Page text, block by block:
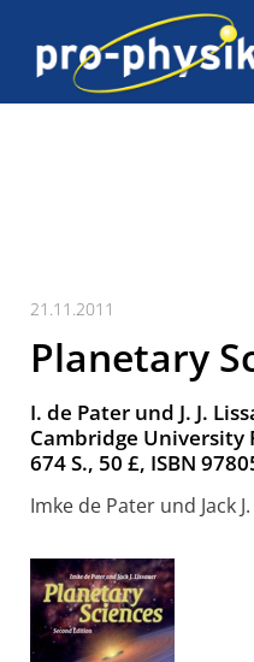
21.11.2011
Planetary
I. de Pater und J. J.
Cambridge University
674 S., 50 £, ISBN
Imke de Pater und Jack